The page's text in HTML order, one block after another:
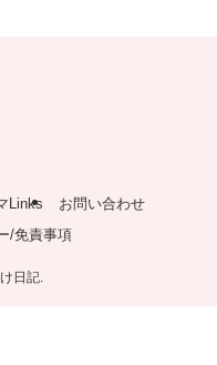
Links
お問い合わせ
/免責事項
日記.